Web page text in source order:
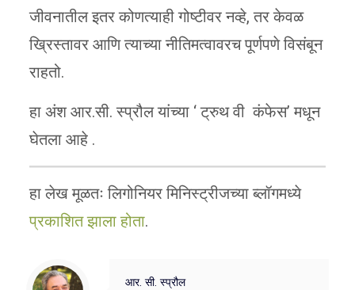
जीवनातील इतर कोणत्याही गोष्टीवर नव्हे, तर केवळ
ख्रिस्तावर आणि त्याच्या नीतिमत्वावरच पूर्णपणे विसंबून
राहतो.
हा अंश आर.सी. स्प्रौल यांच्या ‘ ट्रुथ वी कंफेस’ मधून
घेतला आहे .
हा लेख मूळतः लिगोनियर मिनिस्ट्रीजच्या ब्लॉगमध्ये
प्रकाशित झाला होता.
आर. सी. स्प्रौल